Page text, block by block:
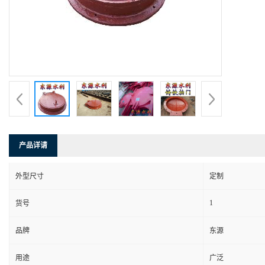
产品详请
外型尺寸 定制
货号 1
品牌 东源
用途 广泛